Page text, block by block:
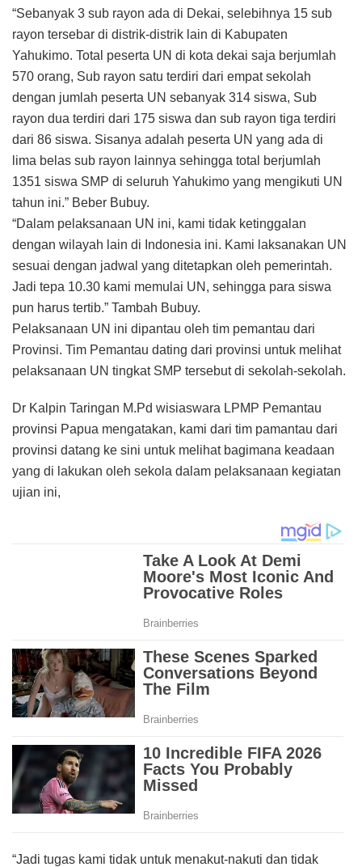
“Sebanyak 3 sub rayon ada di Dekai, selebihnya 15 sub
rayon tersebar di distrik-distrik lain di Kabupaten
Yahukimo. Total peserta UN di kota dekai saja berjumlah
570 orang, Sub rayon satu terdiri dari empat sekolah
dengan jumlah peserta UN sebanyak 314 siswa, Sub
rayon dua terdiri dari 175 siswa dan sub rayon tiga terdiri
dari 86 siswa. Sisanya adalah peserta UN yang ada di
lima belas sub rayon lainnya sehingga total berjumlah
1351 siswa SMP di seluruh Yahukimo yang mengikuti UN
tahun ini.” Beber Bubuy.
“Dalam pelaksanaan UN ini, kami tidak ketinggalan
dengan wilayah lain di Indonesia ini. Kami laksanakan UN
sesuai dengan jadwal yang ditetapkan oleh pemerintah.
Jadi tepa 10.30 kami memulai UN, sehingga para siswa
pun harus tertib.” Tambah Bubuy.
Pelaksanaan UN ini dipantau oleh tim pemantau dari
Provinsi. Tim Pemantau dating dari provinsi untuk melihat
pelaksanaan UN tingkat SMP tersebut di sekolah-sekolah.
Dr Kalpin Taringan M.Pd wisiaswara LPMP Pemantau
provinsi Papua mengatakan, kami dari tim pamantau dari
provinsi datang ke sini untuk melihat bagimana keadaan
yang di lakukan oleh sekola dalam pelaksanaan kegiatan
ujian ini,
“Jadi tugas kami tidak untuk menakut-nakuti dan tidak